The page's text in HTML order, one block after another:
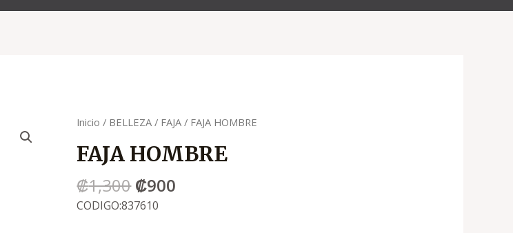
Inicio / BELLEZA / FAJA / FAJA HOMBRE
FAJA HOMBRE
₡1,300
El
original
era:
.
₡1,300
₡900
El
actual
CODIGO:837610
Quantity